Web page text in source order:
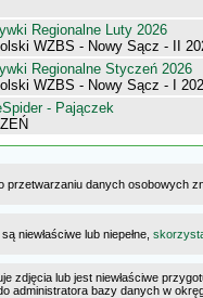
Regionalne Luty 2026
WZBS - Nowy Sącz - II
Regionalne Styczeń 2026
WZBS - Nowy Sącz - I
- Pajączek
przetwarzaniu danych osobowych
niewłaściwe lub niepełne,
zdjęcia lub jest niewłaściwe
administratora bazy danych w